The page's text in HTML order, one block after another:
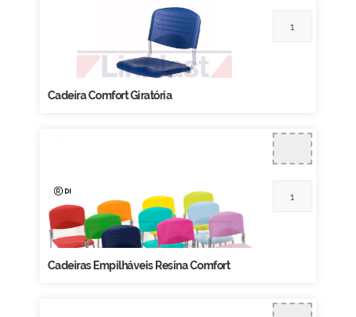
Cadeira Comfort Giratória
Cadeiras Empilháveis Resina Comfort